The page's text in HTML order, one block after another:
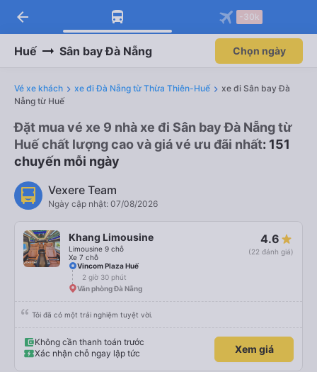
arrow_back -30k
Huế Sân bay Đà Nẵng Chọn ngày
Vé xe khách xe đi Đà Nẵng từ Thừa Thiên-Huế
xe đi Sân bay Đà
Nẵng từ Huế
Đặt mua vé xe 9 nhà xe đi Sân bay Đà Nẵng từ
Huế chất lượng cao và giá vé ưu đãi nhất: 151
chuyến mỗi ngày
Vexere Team
Ngày cập nhật: 07/08/2026
Khang Limousine
Limousine 9 chỗ
Xe 7 chỗ
4.6
(22 đánh giá)
Vincom Plaza Huế
2 giờ 30 phút
Văn phòng Đà Nẵng
Tôi đã có một trải nghiệm tuyệt vời.
Không cần thanh toán trước
Xác nhận chỗ ngay lập tức
Xem giá